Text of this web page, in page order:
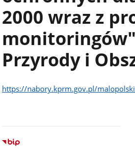
2000 wraz z
Przyrody i
https://nabory.kprm.gov.pl/